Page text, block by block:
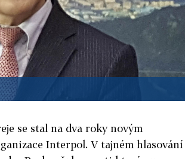
se stal na dva roky novým
Interpol. V tajném hlasování